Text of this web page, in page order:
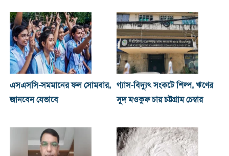
এসএসসি-সমমানের ফল সোমবার,
জানবেন যেভাবে
গ্যাস-বিদ্যুৎ সংকটে শিল্প, ঋণের
সুদ মওকুফ চায় চট্টগ্রাম চেম্বার